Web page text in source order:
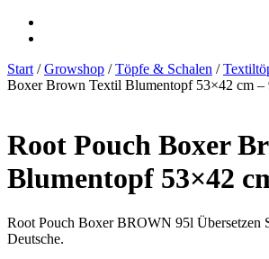
Start /Growshop /Töpfe & Schalen /
Boxer Brown Textil Blumentopf 53×42 cm –
Root Pouch Boxer
Blumentopf 53×42
Root Pouch Boxer BROWN 95l Übersetzen
Deutsche.